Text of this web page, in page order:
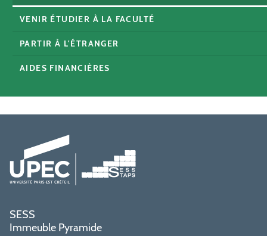
VENIR ÉTUDIER À LA FACULTÉ
PARTIR À L'ÉTRANGER
AIDES FINANCIÈRES
SESS
Immeuble Pyramide